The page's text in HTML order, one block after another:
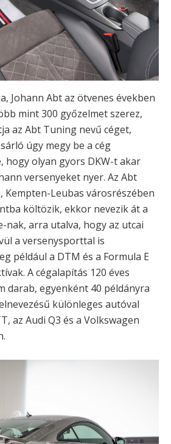
Johann Abt az ötvenes években
mint 300 győzelmet szerez,
az Abt Tuning nevű céget,
úgy megy be a cég
hogy olyan gyors DKW-t akar
versenyeket nyer. Az Abt
Kempten-Leubas városrészében
költözik, ekkor nevezik át a
nak, arra utalva, hogy az utcai
a versenysporttal is
például a DTM és a Formula E
A cégalapítás 120 éves
darab, egyenként 40 példányra
különleges autóval
az Audi Q3 és a Volkswagen